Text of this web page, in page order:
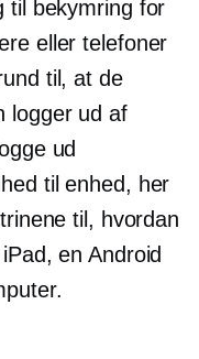
til bekymring for
eller telefoner
til, at de
logger ud af
ud
til enhed, her
til, hvordan
en Android